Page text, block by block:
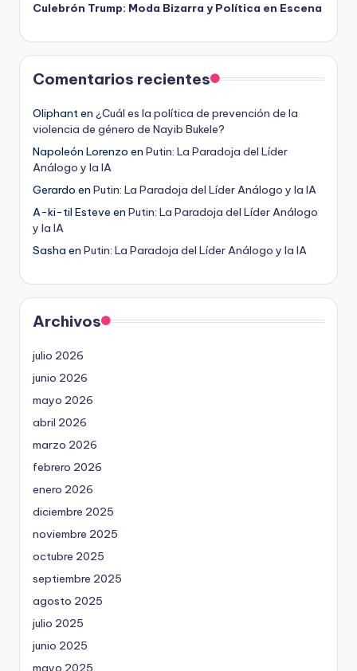
Culebrón Trump: Moda Bizarra y Política en Escena
Comentarios recientes
Oliphanten ¿Cuál es la política de prevención de la
violencia de género de Nayib Bukele?
Napoleón Lorenzo en Putin: La Paradoja del Líder
Análogo y la IA
Gerardo en Putin: La Paradoja del Líder Análogo y la IA
A-ki-til Esteve en Putin: La Paradoja del Líder Análogo
y la IA
Sasha en Putin: La Paradoja del Líder Análogo y la IA
Archivos
julio 2026
junio 2026
mayo 2026
abril 2026
marzo 2026
febrero 2026
enero 2026
diciembre 2025
noviembre 2025
octubre 2025
septiembre 2025
agosto 2025
julio 2025
junio 2025
mayo 2025